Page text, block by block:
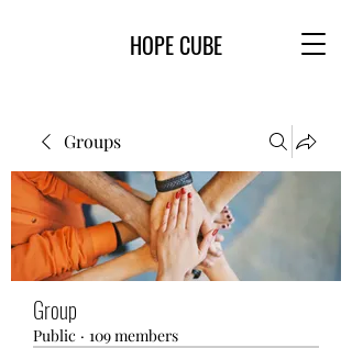
HOPE CUBE
Groups
Group
Public · 109 members